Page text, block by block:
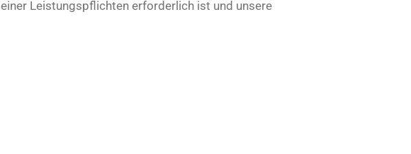
Leistungspflichten erforderlich ist und unsere